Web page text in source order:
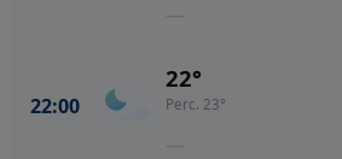
—
22:00
22°
Perc. 23°
—